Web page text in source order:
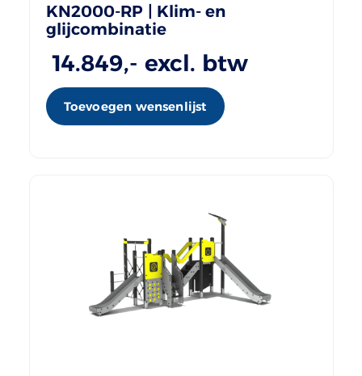
KN2000-RP | Klim- en
glijcombinatie
14.849,- excl. btw
Toevoegen wensenlijst